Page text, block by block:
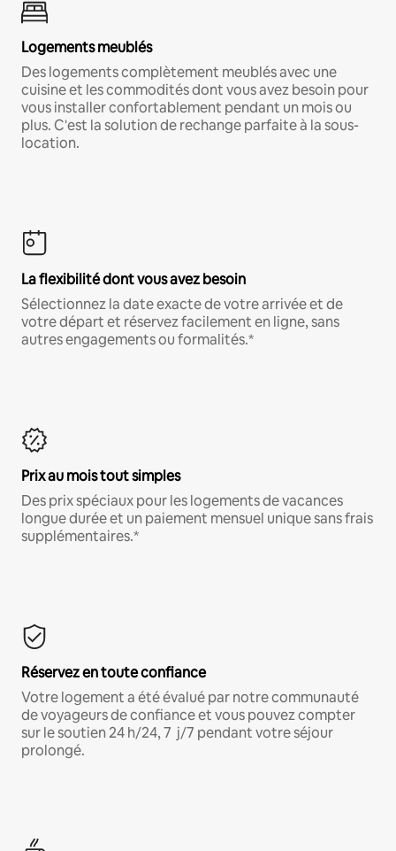
Logements meublés
Des logements complètement meublés avec une
cuisine et les commodités dont vous avez besoin pour
vous installer confortablement pendant un mois ou
plus. C'est la solution de rechange parfaite à la sous-
location.
La flexibilité dont vous avez besoin
Sélectionnez la date exacte de votre arrivée et de
votre départ et réservez facilement en ligne, sans
autres engagements ou formalités.*
Prix au mois tout simples
Des prix spéciaux pour les logements de vacances
longue durée et un paiement mensuel unique sans frais
supplémentaires.*
Réservez en toute confiance
Votre logement a été évalué par notre communauté
de voyageurs de confiance et vous pouvez compter
sur le soutien 24 h/24, 7 j/7 pendant votre séjour
prolongé.